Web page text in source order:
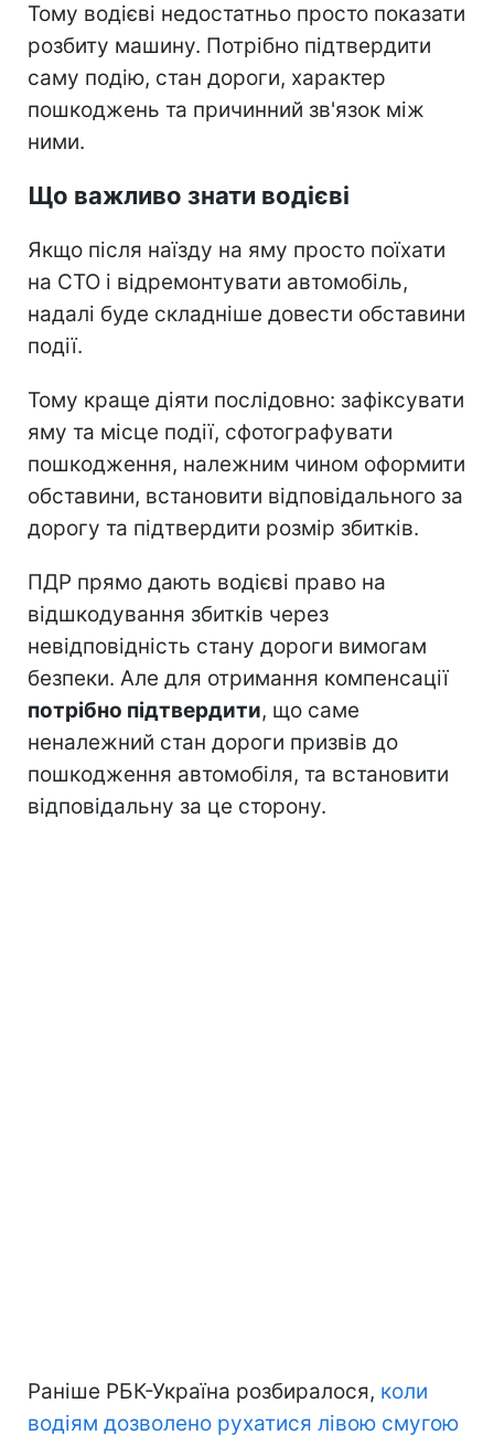
Тому водієві недостатньо просто показати
розбиту машину. Потрібно підтвердити
саму подію, стан дороги, характер
пошкоджень та причинний зв'язок між
ними.
Що важливо знати водієві
Якщо після наїзду на яму просто поїхати
на СТО і відремонтувати автомобіль,
надалі буде складніше довести обставини
події.
Тому краще діяти послідовно: зафіксувати
яму та місце події, сфотографувати
пошкодження, належним чином оформити
обставини, встановити відповідального за
дорогу та підтвердити розмір збитків.
ПДР прямо дають водієві право на
відшкодування збитків через
невідповідність стану дороги вимогам
безпеки. Але для отримання компенсації
потрібно підтвердити, що саме
неналежний стан дороги призвів до
пошкодження автомобіля, та встановити
відповідальну за це сторону.
Раніше РБК-Україна розбиралося, коли
водіям дозволено рухатися лівою смугою